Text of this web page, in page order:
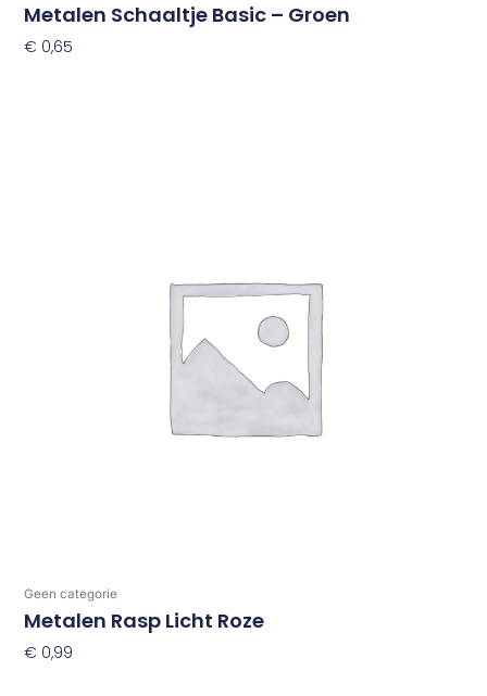
Metalen Schaaltje Basic – Groen
€ 0,65
Geen categorie
Metalen Rasp Licht Roze
€ 0,99